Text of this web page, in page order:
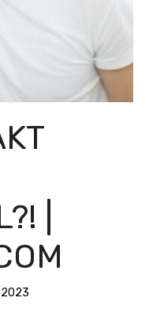
|
2023